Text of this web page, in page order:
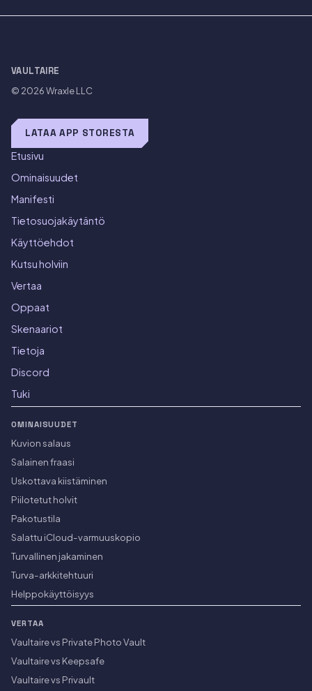
VAULTAIRE
© 2026Wraxle LLC
LATAA APP STORESTA
Etusivu
Ominaisuudet
Manifesti
Tietosuojakäytäntö
Käyttöehdot
Kutsu holviin
Vertaa
Oppaat
Skenaariot
Tietoja
Discord
Tuki
OMINAISUUDET
Kuvion salaus
Salainen fraasi
Uskottava kiistäminen
Piilotetut holvit
Pakotustila
Salattu iCloud-varmuuskopio
Turvallinen jakaminen
Turva-arkkitehtuuri
Helppokäyttöisyys
VERTAA
Vaultaire vs Private Photo Vault
Vaultaire vs Keepsafe
Vaultaire vs Privault